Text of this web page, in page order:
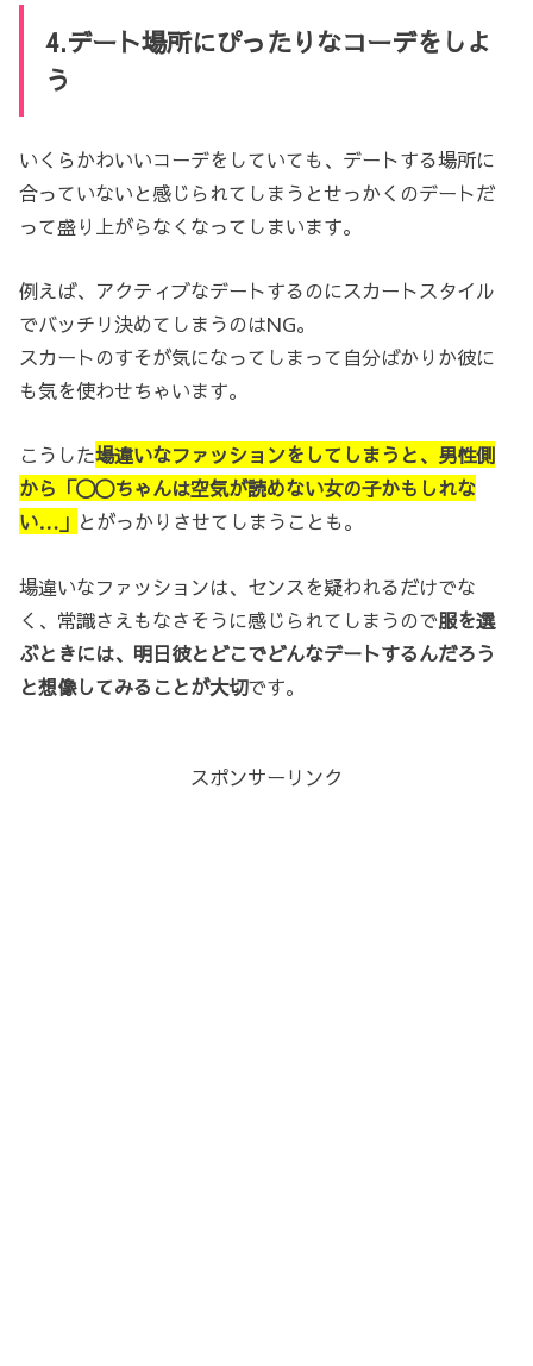
4.デート場所にぴったりなコーデをしよ
う
いくらかわいいコーデをしていても、デートする場所に
合っていないと感じられてしまうとせっかくのデートだ
って盛り上がらなくなってしまいます。
例えば、アクティブなデートするのにスカートスタイル
でバッチリ決めてしまうのはNG。
スカートのすそが気になってしまって自分ばかりか彼に
も気を使わせちゃいます。
こうした場違いなファッションをしてしまうと、男性側
から「〇〇ちゃんは空気が読めない女の子かもしれな
い…」 とがっかりさせてしまうことも。
場違いなファッションは、センスを疑われるだけでな
く、常識さえもなさそうに感じられてしまうので服を選
ぶときには、明日彼とどこでどんなデートするんだろう
と想像してみることが大切です。
スポンサーリンク